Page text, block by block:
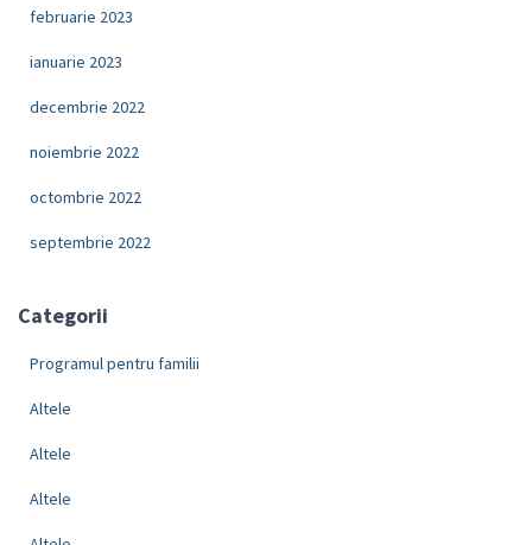
februarie 2023
ianuarie 2023
decembrie 2022
noiembrie 2022
octombrie 2022
septembrie 2022
Categorii
Programul pentru familii
Altele
Altele
Altele